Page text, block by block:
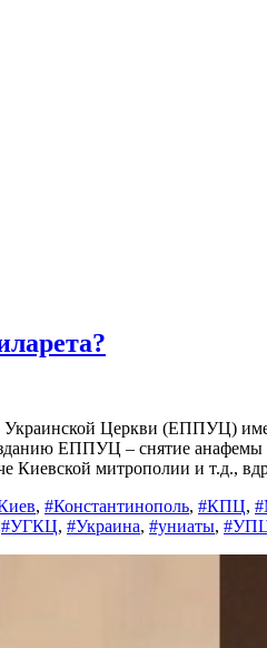
Церкви (ЕППУЦ)
ЕППУЦ – снятие
Киевской митрополии и т.д.,
, #Константинополь, #КПЦ,
#УГКЦ, #Украина, #униаты,